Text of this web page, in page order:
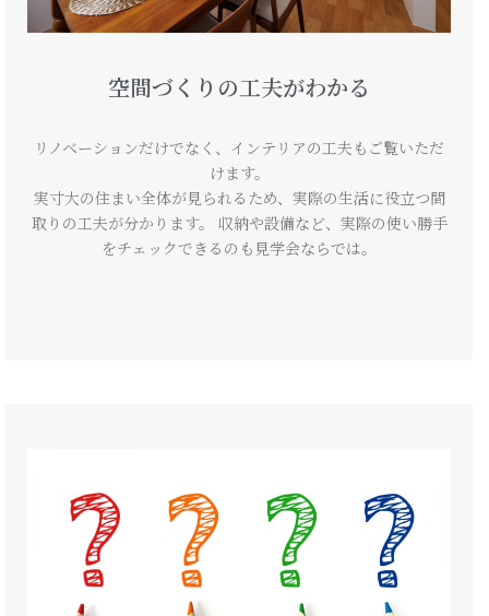
空間づくりの工夫がわかる
リノベーションだけでなく、インテリアの工夫もご覧いただ
けます。
実寸大の住まい全体が見られるため、実際の生活に役立つ間
取りの工夫が分かります。 収納や設備など、実際の使い勝手
をチェックできるのも見学会ならでは。